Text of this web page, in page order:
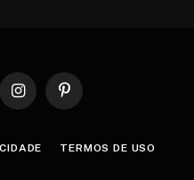
InstagramPinterest
TERMOS DE USO